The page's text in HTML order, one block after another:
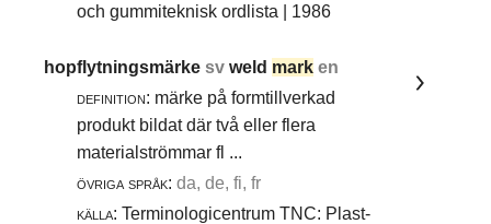
och gummiteknisk ordlista | 1986
hopflytningsmärkesvweld mark en
definition: märke på formtillverkad
produkt bildat där två eller flera
materialströmmar fl ...
övriga språk: da, de, fi, fr
källa: Terminologicentrum TNC: Plast-